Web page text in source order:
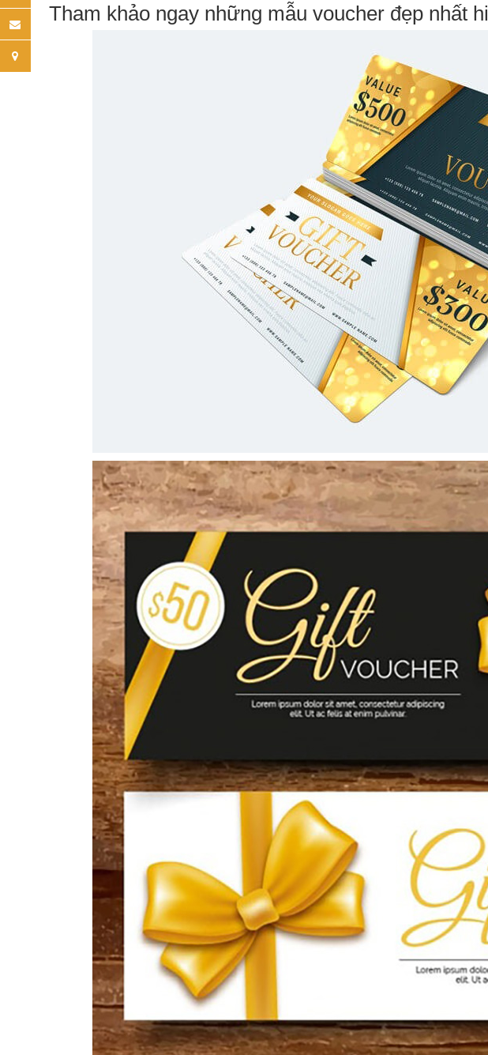
Tham khảo ngay những mẫu voucher đẹp nhất